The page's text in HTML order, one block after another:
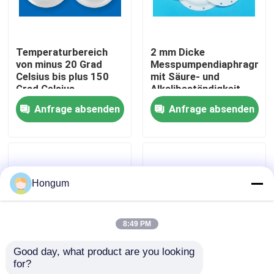
Qualitätskontrolle
Neuigkeiten
Bitte um ein Angebot
Gummimembrandichtungen
Ventil-Gummimembran
Temperaturbereich
von minus 20 Grad
Celsius bis plus 150
Grad Celsius
Membranmesspumpe,
die eine Lebensdauer
von 1000000 Mal für
Anfrage absenden
2 mm Dicke
Messpumpendiaphragma
mit Säure- und
Alkalibeständigkeit
und langen
Lebensdauer
Anfrage absenden
Durchflussrate bis zu
Hongum
8:49 PM
Good day, what product are you looking
for?